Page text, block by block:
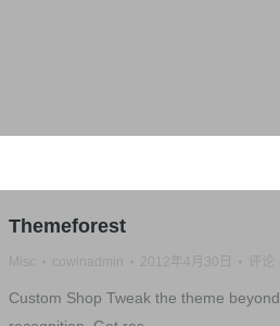
Themeforest
cowinadmin 2012年4月30日
Custom Shop Tweak the theme beyond